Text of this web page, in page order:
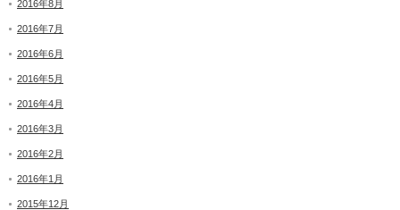
2016年8月
2016年7月
2016年6月
2016年5月
2016年4月
2016年3月
2016年2月
2016年1月
2015年12月